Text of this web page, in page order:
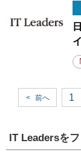
< 前へ 1
IT Leadersを